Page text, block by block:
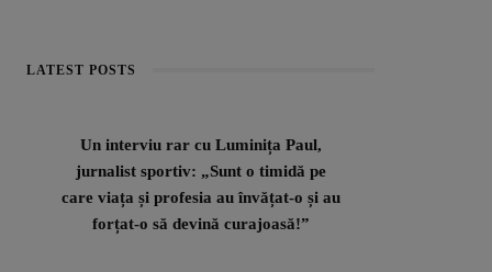
LATEST POSTS
Un interviu rar cu Luminița Paul,
jurnalist sportiv: „Sunt o timidă pe
care viața și profesia au învățat-o și au
forțat-o să devină curajoasă!”